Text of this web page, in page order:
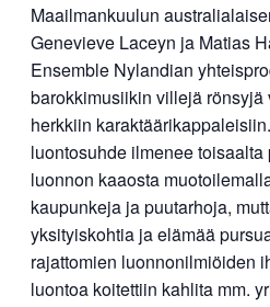
Maailmankuulun
Genevieve Laceyn ja Matias
Ensemble Nylandian
barokkimusiikin villejä rönsyjä
herkkiin
luontosuhde ilmenee
luonnon kaaosta
kaupunkeja ja puutarhoja,
yksityiskohtia ja elämää
rajattomien luonnonilmiöiden
luontoa koitettiin kahlita mm.